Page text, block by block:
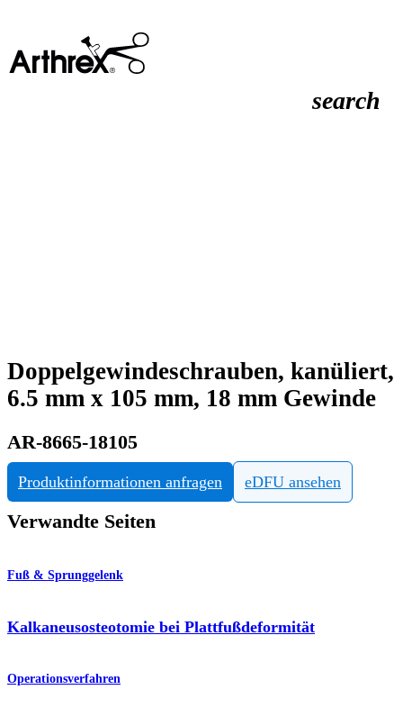
search
Doppelgewindeschrauben, kanüliert,
6.5 mm x 105 mm, 18 mm Gewinde
AR-8665-18105
Produktinformationen anfragen eDFU ansehen
Verwandte Seiten
Fuß & Sprunggelenk
Kalkaneusosteotomie bei Plattfußdeformität
Operationsverfahren